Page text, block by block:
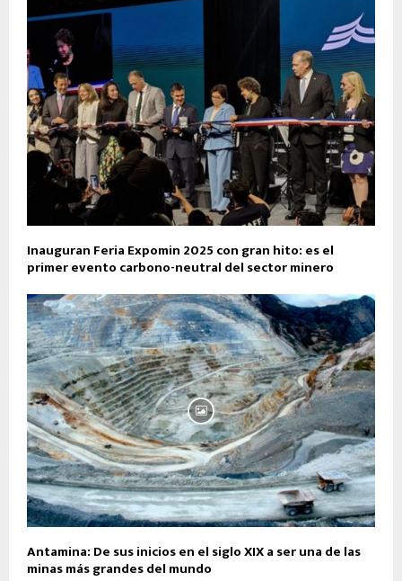
Inauguran Feria Expomin 2025 con gran hito: es el
primer evento carbono-neutral del sector minero
Antamina: De sus inicios en el siglo XIX a ser una de las
minas más grandes del mundo